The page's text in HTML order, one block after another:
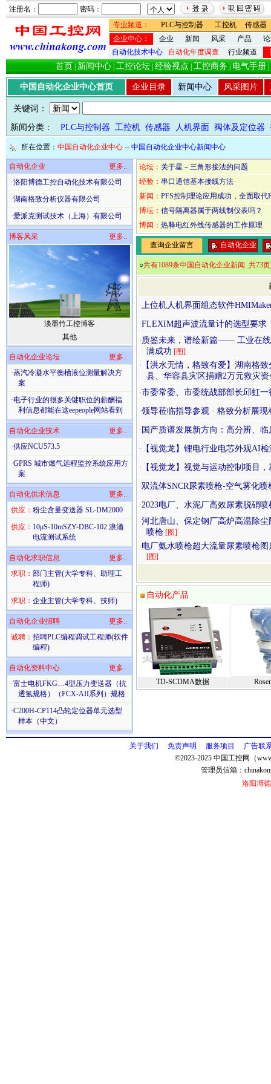
注册名：
密码：
专业频道：
PLC与控制器 工控机
传感器
企业中心：
企业 新闻 风采 产品
自动化技术中心
自动化年度调查 行业频道
首页 新闻中心 工控论坛 经验视点 工控商务 电气手册
中国自动化企业中心首页 企业目录 新闻中心 风采图片
关键词：
新闻分类： PLC与控制器 工控机 传感器 人机界面 阀体及定位器
所在位置： 中国自动化企业中心 -- 中国自动化企业中心新闻中心
自动化企业
更多..
·洛阳博德工控自动化技术有限公司
·湖南格致分析仪器有限公司
·爱派克测试技术（上海）有限公司
博客风采 更多..
淡墨竹工控博客
其他
自动化企业论坛
更多..
·蒸汽冷凝水平衡槽液位测量解决方
案
·电子行业的很多关键职位的薪酬福
利信息都能在这eepeople网站看到
自动化企业技术
更多..
·供应NCU573.5
·GPRS 城市燃气远程监控系统应用方
案
自动化供求信息
更多..
供应： 粉尘含量变送器 SL-DM2000
供应： 10μS-10mSZY-DBC-102 浪涌
电流测试系统
自动化求职信息
更多..
求职： 部门主管(大学专科、助理工
程师)
求职： 企业主管(大学专科、技师)
自动化企业招聘
更多..
诚聘： 招聘PLC编程调试工程师(软件
编程)
自动化资料中心
更多..
·富士电机FKG…4型压力变送器（抗
透氢规格）（FCX-AII系列）规格
·C200H-CP114凸轮定位器单元选型
样本（中文）
论坛： 关于星－三角形接法的问题
经验： 串口通信基本接线方法
新闻： PFS控制理论应用成功，全面取代
博坛： 信号隔离器属于两线制仪表吗？
博闻： 热释电红外线传感器的工作原理
查询企业留言 自动化企业
○共有1089条中国自动化企业新闻 共73
·上位机人机界面组态软件
·FLEXIM超声波流量计的选型要求
·质鉴未来，谱绘新篇—— 工业在
满成功 [图]
·
【洪水无情，格致有爱】湖南格
县、华容县灾区捐赠2万元救灾资
·市委常委、市委统战部部⻓邱虹
·领导莅临指导参观 · 格致分析展现
· 国产质谱发展新方向：高分辨、
· 【视觉龙】锂电行业电芯外观AI检
· 【视觉龙】视觉与运动控制项目
·双流体SNCR尿素喷枪-空气雾化
·2023电厂、水泥厂高效尿素脱硝
·河北唐山、保定钢厂高炉高温除
喷枪 [图]
·电厂氨水喷枪超大流量尿素喷枪
[图]
自动化产品
TD-SCDMA数据
关于我们 免责声明 服务项目
广告联
©2023-2025 中国工控网（
管理员信箱：
洛阳博